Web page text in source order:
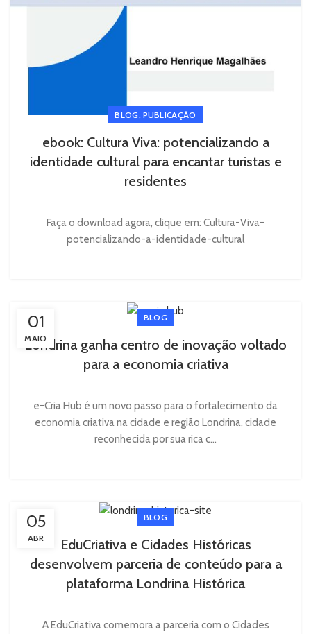
BLOG, PUBLICAÇÃO
ebook: Cultura Viva: potencializando a
identidade cultural para encantar turistas e
residentes
Faça o download agora, clique em: Cultura-Viva-
potencializando-a-identidade-cultural
01
MAIO
BLOG
Londrina ganha centro de inovação voltado
para a economia criativa
e-Cria Hub é um novo passo para o fortalecimento da
economia criativa na cidade e região Londrina, cidade
reconhecida por sua rica c...
05
ABR
BLOG
EduCriativa e Cidades Históricas
desenvolvem parceria de conteúdo para a
plataforma Londrina Histórica
A EduCriativa comemora a parceria com o Cidades